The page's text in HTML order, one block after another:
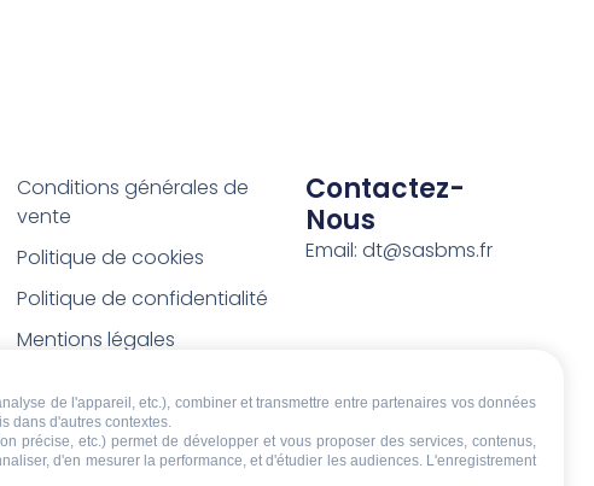
Conditions générales de
vente
Politique de cookies
Politique de confidentialité
Mentions légales
remboursement
Droit de rétractation
Contactez-
Nous
Email: dt@sasbms.fr
de l'appareil, etc.), combiner et transmettre entre partenaires vos données
dans d'autres contextes.
précise, etc.) permet de développer et vous proposer des services, contenus,
d'en mesurer la performance, et d'étudier les audiences. L'enregistrement